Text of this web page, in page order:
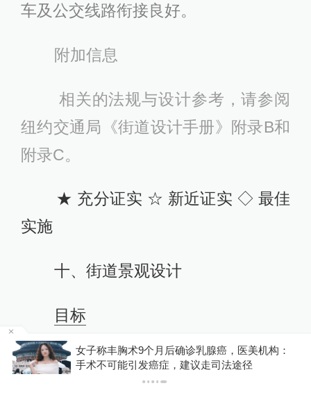
车及公交线路衔接良好。
附加信息
相关的法规与设计参考，请参阅
纽约交通局《街道设计手册》附录B和
附录C。
★ 充分证实 ☆ 新近证实 ◇ 最佳
实施
十、街道景观设计
目标
为鼓励步行，应创造有吸引力
的、迷人的街道环境，在街道可以展
你有权知道更多
下载澎湃新闻客户端
下载APP